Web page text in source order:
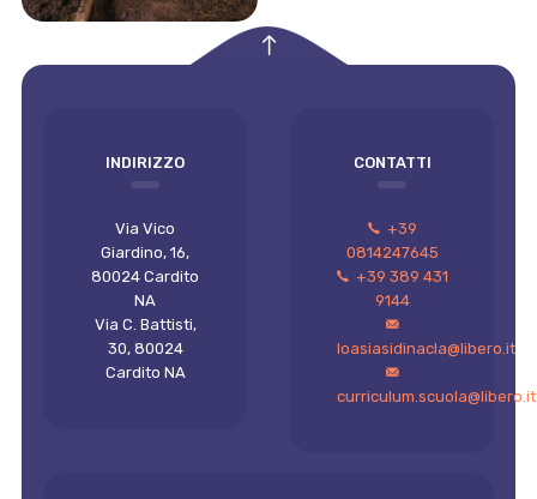
INDIRIZZO
Via Vico
Giardino, 16,
80024 Cardito
NA
Via C. Battisti,
30, 80024
Cardito NA
CONTATTI
+39
0814247645
+39 389 431
9144
loasiasidinacla@libero.it
curriculum.scuola@libero.it